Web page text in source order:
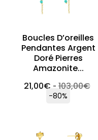
Boucles D’oreilles
Pendantes Argent
Doré Pierres
Amazonite...
21,00€ -103,00€
-80%